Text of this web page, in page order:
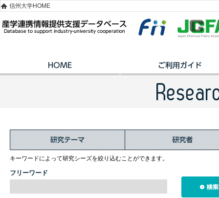
信州大学HOME
キーワードによって研究シーズを絞り込むことができます。
フリーワード